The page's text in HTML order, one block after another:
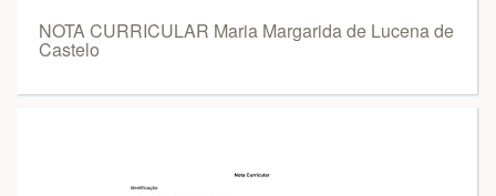
NOTA CURRICULAR Maria Margarida de Lucena de
Castelo